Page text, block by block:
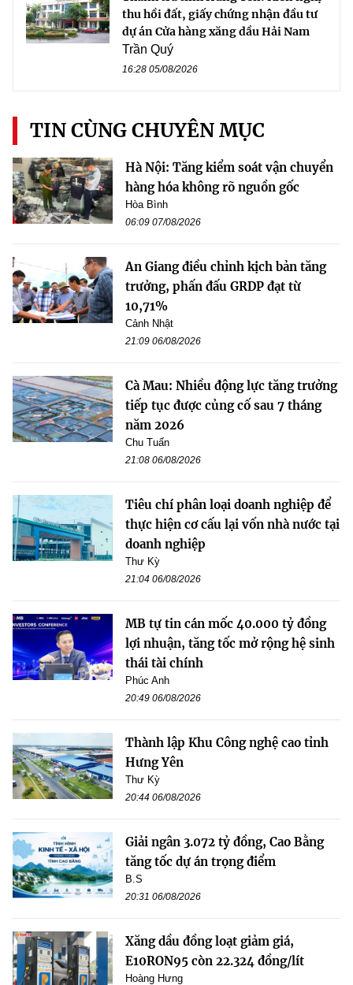
thu hồi đất, giấy chứng nhận đầu tư
dự án Cửa hàng xăng dầu Hải Nam
Trần Quý
16:28 05/08/2026
TIN CÙNG CHUYÊN MỤC
Hà Nội: Tăng kiểm soát vận chuyển
hàng hóa không rõ nguồn gốc
Hòa Bình
06:09 07/08/2026
An Giang điều chỉnh kịch bản tăng
trưởng, phấn đấu GRDP đạt từ
10,71%
Cảnh Nhật
21:09 06/08/2026
Cà Mau: Nhiều động lực tăng trưởng
tiếp tục được củng cố sau 7 tháng
năm 2026
Chu Tuấn
21:08 06/08/2026
Tiêu chí phân loại doanh nghiệp để
thực hiện cơ cấu lại vốn nhà nước tại
doanh nghiệp
Thư Kỳ
21:04 06/08/2026
MB tự tin cán mốc 40.000 tỷ đồng
lợi nhuận, tăng tốc mở rộng hệ sinh
thái tài chính
Phúc Anh
20:49 06/08/2026
Thành lập Khu Công nghệ cao tỉnh
Hưng Yên
Thư Kỳ
20:44 06/08/2026
Giải ngân 3.072 tỷ đồng, Cao Bằng
tăng tốc dự án trọng điểm
B.S
20:31 06/08/2026
Xăng dầu đồng loạt giảm giá,
E10RON95 còn 22.324 đồng/lít
Hoàng Hưng